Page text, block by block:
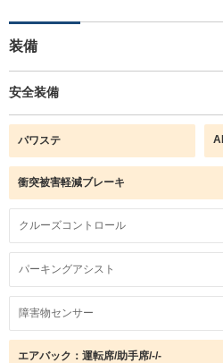
装備
安全装備
パワステ
衝突被害軽減ブレーキ
クルーズコントロール
パーキングアシスト
障害物センサー
エアバック：運転席/助手席/-/-